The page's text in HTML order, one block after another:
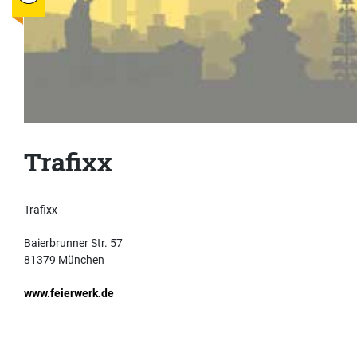
Trafixx
Trafixx
Baierbrunner Str. 57
81379 München
www.feierwerk.de